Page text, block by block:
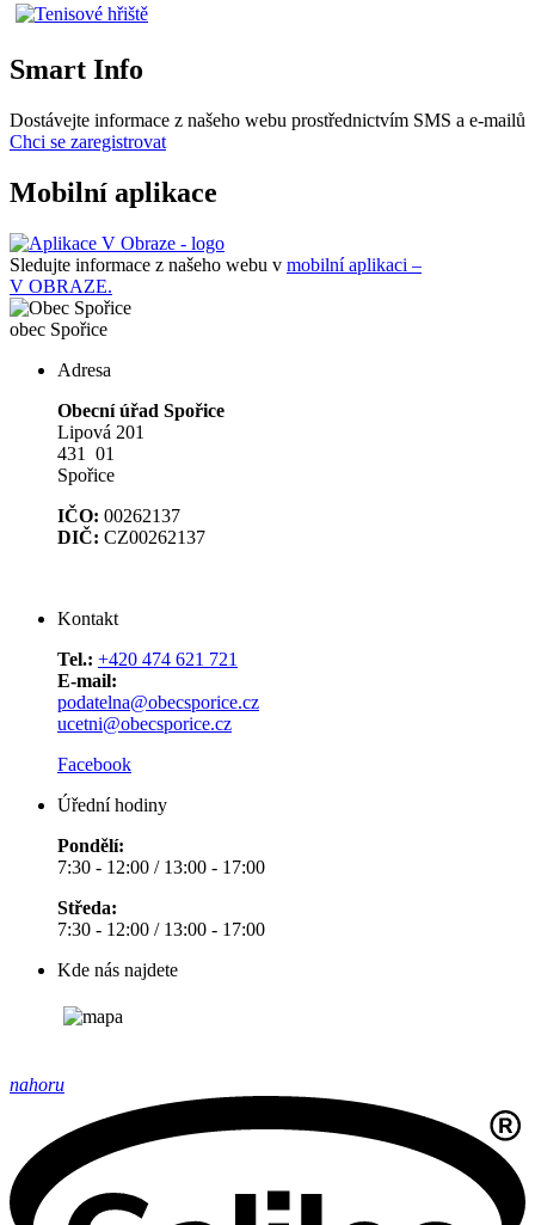
Smart Info
Dostávejte informace z našeho webu prostřednictvím SMS a e-mailů
Chci se zaregistrovat
Mobilní aplikace
Sledujte informace z našeho webu v mobilní aplikaci –
V OBRAZE.
obec Spořice
Adresa
Obecní úřad Spořice
Lipová 201
431 01
Spořice
IČO: 00262137
DIČ: CZ00262137
Kontakt
Tel.: +420 474 621 721
E-mail:
podatelna@obecsporice.cz
ucetni@obecsporice.cz
Facebook
Úřední hodiny
Pondělí:
7:30 - 12:00 / 13:00 - 17:00
Středa:
7:30 - 12:00 / 13:00 - 17:00
Kde nás najdete
nahoru